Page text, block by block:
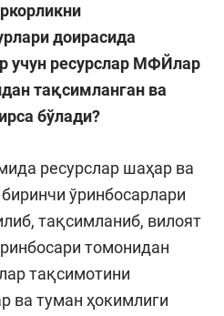
доирасида
учун ресурслар МФЙлар
тақсимланган ва
бўлади?
ресурслар шаҳар ва
ўринбосарлари
тақсимланиб, вилоят
томонидан
тақсимотини
ва туман ҳокимлиги